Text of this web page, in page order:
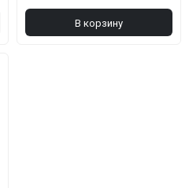
В корзину